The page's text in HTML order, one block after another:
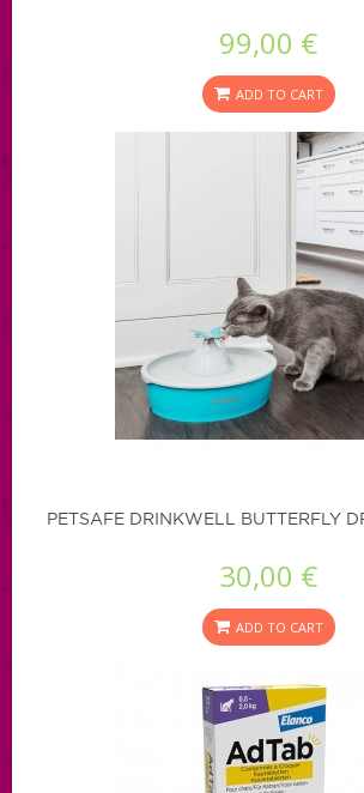
99,00 €
ADD TO CART
PETSAFE DRINKWELL BUTTERFLY
30,00 €
ADD TO CART